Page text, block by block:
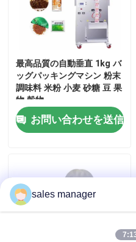
引金 を 求め て ください
液体詰め包装機
パッケージラベル付け機
自動びんのおおう機械
最高品質の自動垂直 1kg バ
ッグパッキングマシン 粉末
調味料 米粉 小麦 砂糖 豆 果
物 穀物
お問い合わせを送信
sales manager